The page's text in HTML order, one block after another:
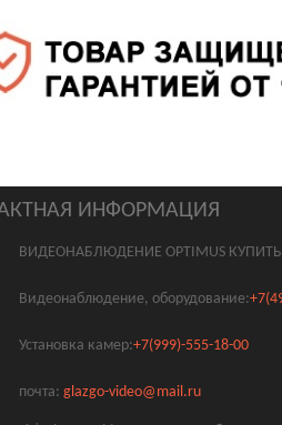
ИНФОРМАЦИЯ
ВИДЕОНАБЛЮДЕНИЕ OPTIMUS КУПИТЬ
Видеонаблюдение, оборудование:
Установка камер:+7(999)-555-18-00
почта: glazgo-video@mail.ru